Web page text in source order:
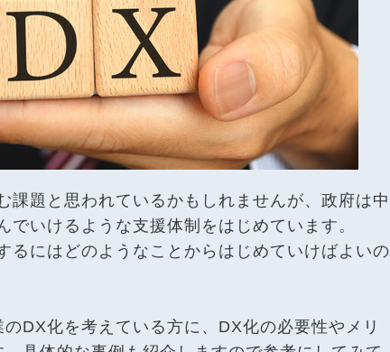
課題と思われているかもしれませんが、政府は中
でいけるような支援体制をはじめています。
るにはどのようなことからはじめていけばよいの
DX化を考えている方に、DX化の必要性やメリ